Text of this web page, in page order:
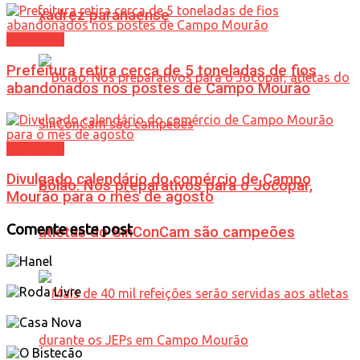
xadrez paranaense
Bolão: Nos preparativos para o Jocopar,
atletas do SinConCam são campeões
Prefeitura retira cerca de 5 toneladas de fios
abandonados nos postes de Campo Mourão
Divulgado calendário do comércio de Campo
Mourão para o mês de agosto
Comente este post